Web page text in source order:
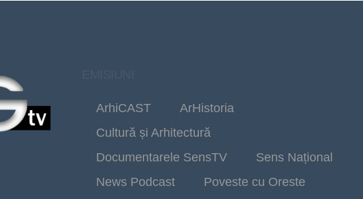
ArhiCAST
ArHistoria
Cultură și Arhitectură
Documentarele SensTV
Sens Național
News Podcast
Poveste cu Oreste